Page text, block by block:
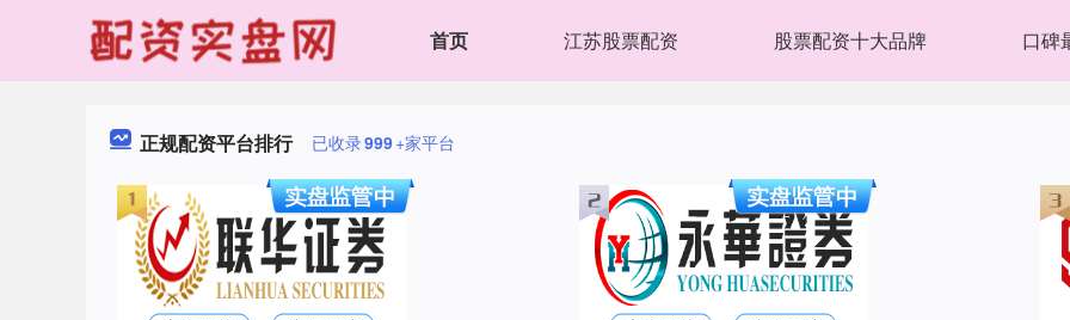
首页 江苏股票配资 股票配资十大品牌 口碑
正规配资平台排行 已收录999+家平台